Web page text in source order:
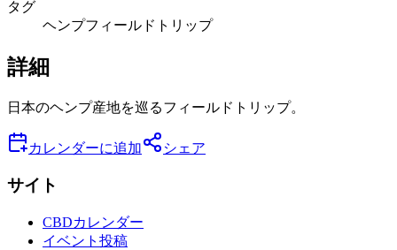
タグ
ヘンプフィールドトリップ
詳細
日本のヘンプ産地を巡るフィールドトリップ。
カレンダーに追加 シェア
サイト
CBDカレンダー
イベント投稿